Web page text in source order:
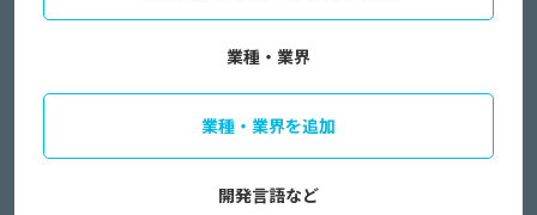
業種・業界
業種・業界を追加
開発言語など